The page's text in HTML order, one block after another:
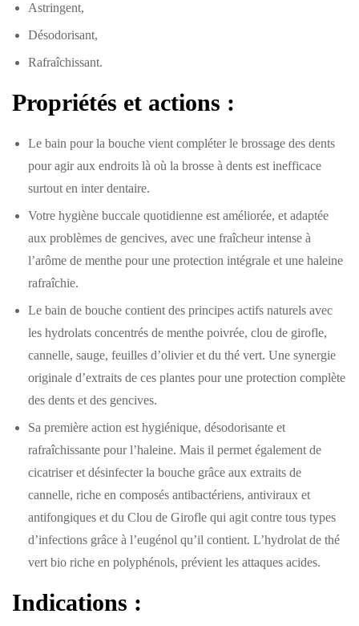
Astringent,
Désodorisant,
Rafraîchissant.
Propriétés et actions :
Le bain pour la bouche vient compléter le brossage des dents
pour agir aux endroits là où la brosse à dents est inefficace
surtout en inter dentaire.
Votre hygiène buccale quotidienne est améliorée, et adaptée
aux problèmes de gencives, avec une fraîcheur intense à
l’arôme de menthe pour une protection intégrale et une haleine
rafraîchie.
Le bain de bouche contient des principes actifs naturels avec
les hydrolats concentrés de menthe poivrée, clou de girofle,
cannelle, sauge, feuilles d’olivier et du thé vert. Une synergie
originale d’extraits de ces plantes pour une protection complète
des dents et des gencives.
Sa première action est hygiénique, désodorisante et
rafraîchissante pour l’haleine. Mais il permet également de
cicatriser et désinfecter la bouche grâce aux extraits de
cannelle, riche en composés antibactériens, antiviraux et
antifongiques et du Clou de Girofle qui agit contre tous types
d’infections grâce à l’eugénol qu’il contient. L’hydrolat de thé
vert bio riche en polyphénols, prévient les attaques acides.
Indications :